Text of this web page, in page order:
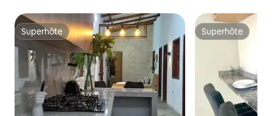
Superhôte
Superhôte Superhôte
Superhôte